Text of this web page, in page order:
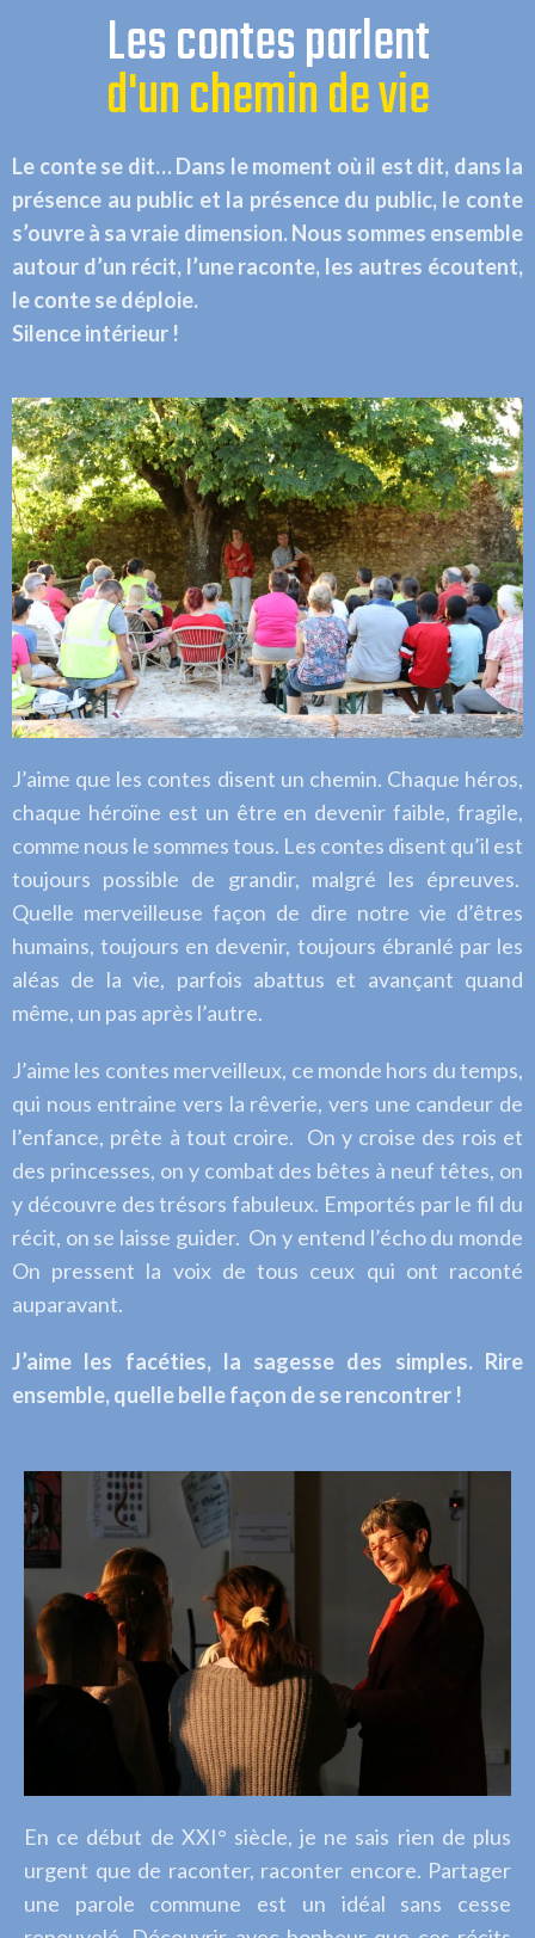
Les contes parlent
d'un chemin de vie
Le conte se dit… Dans le moment où il est dit, dans la
présence au public et la présence du public, le conte
s’ouvre à sa vraie dimension. Nous sommes ensemble
autour d’un récit, l’une raconte, les autres écoutent,
le conte se déploie.
Silence intérieur !
J’aime que les contes disent un chemin. Chaque héros,
chaque héroïne est un être en devenir faible, fragile,
comme nous le sommes tous. Les contes disent qu’il est
toujours possible de grandir, malgré les épreuves.
Quelle merveilleuse façon de dire notre vie d’êtres
humains, toujours en devenir, toujours ébranlé par les
aléas de la vie, parfois abattus et avançant quand
même, un pas après l’autre.
J’aime les contes merveilleux, ce monde hors du temps,
qui nous entraine vers la rêverie, vers une candeur de
l’enfance, prête à tout croire. On y croise des rois et
des princesses, on y combat des bêtes à neuf têtes, on
y découvre des trésors fabuleux. Emportés par le fil du
récit, on se laisse guider. On y entend l’écho du monde
On pressent la voix de tous ceux qui ont raconté
auparavant.
J’aime les facéties, la sagesse des simples. Rire
ensemble, quelle belle façon de se rencontrer !
En ce début de XXI° siècle, je ne sais rien de plus
urgent que de raconter, raconter encore. Partager
une parole commune est un idéal sans cesse